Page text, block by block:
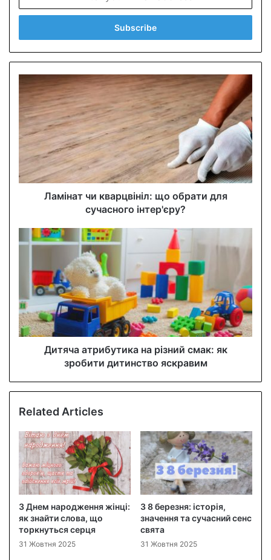
t
r
y
r
E
m
a
d
s
Ламінат чи кварцвініл: що обрати для
сучасного інтер'єру?
Дитяча атрибутика на різний смак: як
зробити дитинство яскравим
Related Articles
З Днем народження жінці:
як знайти слова, що
торкнуться серця
31 Жовтня 2025
З 8 березня: історія,
значення та сучасний сенс
свята
31 Жовтня 2025